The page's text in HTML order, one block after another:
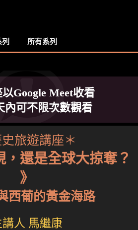
所有系列
Google Meet收看
內可不限次數觀看
史旅遊講座＊
，還是全球大掠奪？
》
西葡的黃金海路
講人 馬繼康